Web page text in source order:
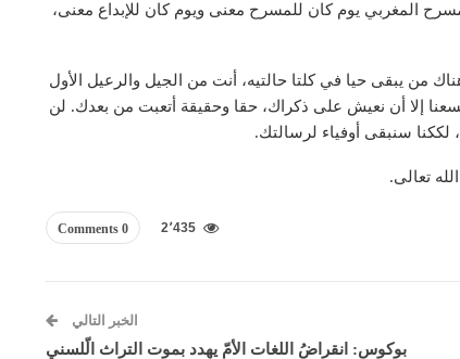
المغربي يوم كان للمسرح معنى ويوم كان للإبداع معنى،
من يبقى حيا في كلتا حالتيه، أنت من الجيل والرعيل الأول
إلا أن نعيش على ذكراك، حقا وحقيقة أتعبت من بعدك. لن
سنبقى أوفياء لرسالتك.
تعالى.
0 Comments 2٬435
الخبر التالي
بوكوس: انقراضُ اللغات الأمّ يهدد بموت التراث الّلسني